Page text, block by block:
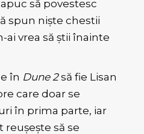
să povestesc
spun niște chestii
ai vrea să știi înainte
în Dune 2să fie Lisan
care doar se
în prima parte, iar
să se